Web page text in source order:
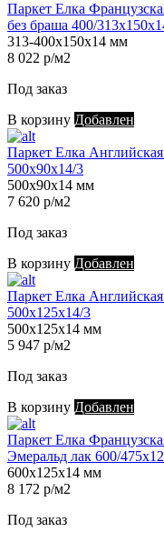
Паркет Елка
без браша 400/
313-400х150х14 мм
8 022 р/м2
Под заказ
В корзину Добавлен
Паркет Елка
500х90х14/3
500х90х14 мм
7 620 р/м2
Под заказ
В корзину Добавлен
Паркет Елка
500х125х14/3
500х125х14 мм
5 947 р/м2
Под заказ
В корзину Добавлен
Паркет Елка
Эмеральд лак 600/
600х125х14 мм
8 172 р/м2
Под заказ